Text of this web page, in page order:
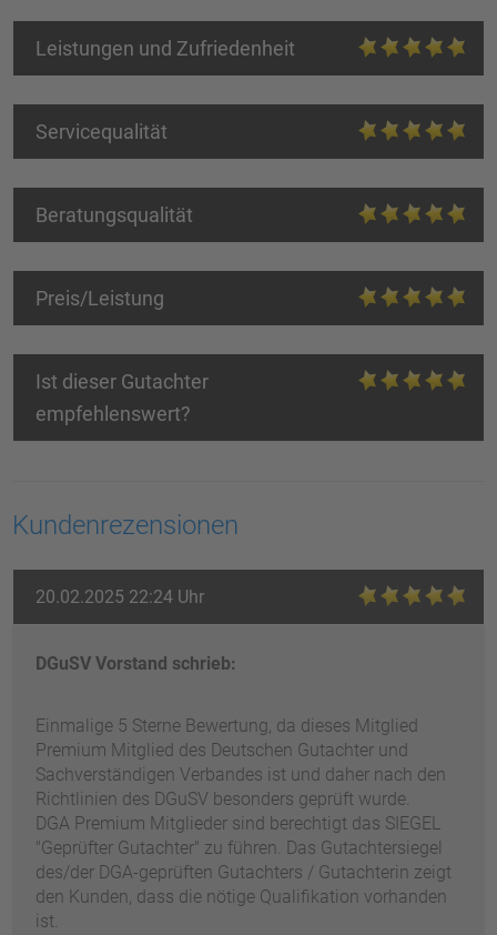
Leistungen und Zufriedenheit
Servicequalität
Beratungsqualität
Preis/Leistung
Ist dieser Gutachter
empfehlenswert?
Kundenrezensionen
20.02.2025 22:24 Uhr
DGuSV Vorstand schrieb:
Einmalige 5 Sterne Bewertung, da dieses Mitglied
Premium Mitglied des Deutschen Gutachter und
Sachverständigen Verbandes ist und daher nach den
Richtlinien des DGuSV besonders geprüft wurde.
DGA Premium Mitglieder sind berechtigt das SIEGEL
"Geprüfter Gutachter" zu führen. Das Gutachtersiegel
des/der DGA-geprüften Gutachters / Gutachterin zeigt
den Kunden, dass die nötige Qualifikation vorhanden
ist.